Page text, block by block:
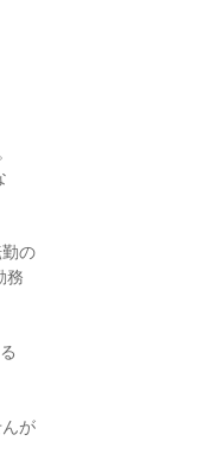
の
が